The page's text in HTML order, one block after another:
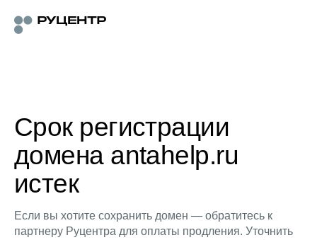
Срок регистрации
домена antahelp.ru
истек
Если вы хотите сохранить домен — обратитесь к
партнеру Руцентра для оплаты продления. Уточнить